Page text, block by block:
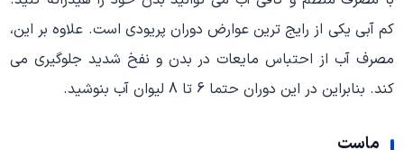
کم آبی یکی از رایج ترین عوارض دوران پریودی است. علاوه بر این،
مصرف آب از احتباس مایعات در بدن و نفخ شدید جلوگیری می
کند. بنابراین در این دوران حتما 6 تا 8 لیوان آب بنوشید.
ماست